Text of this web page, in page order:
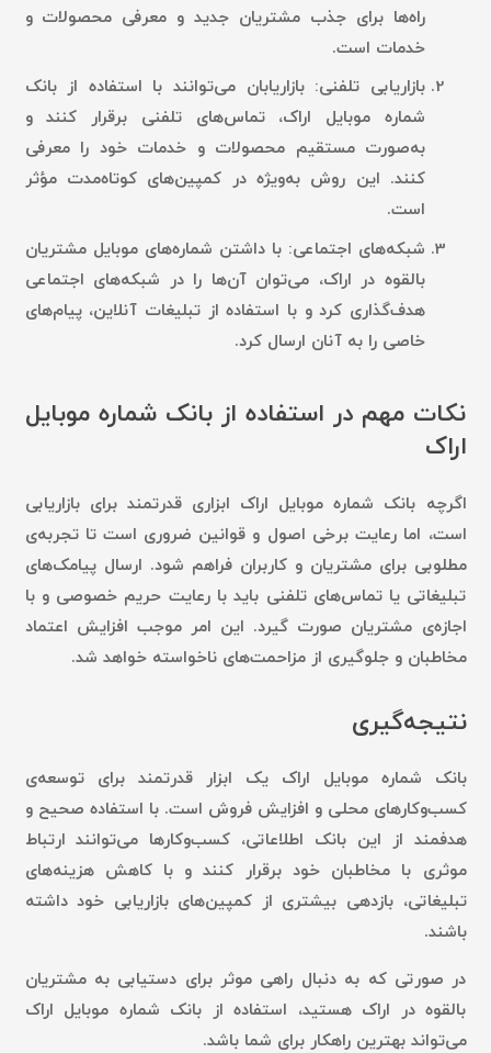
راه‌ها برای جذب مشتریان جدید و معرفی محصولات و
خدمات است.
بازاریابی تلفنی: بازاریابان می‌توانند با استفاده از بانک
شماره موبایل اراک، تماس‌های تلفنی برقرار کنند و
به‌صورت مستقیم محصولات و خدمات خود را معرفی
کنند. این روش به‌ویژه در کمپین‌های کوتاه‌مدت مؤثر
است.
شبکه‌های اجتماعی: با داشتن شماره‌های موبایل مشتریان
بالقوه در اراک، می‌توان آن‌ها را در شبکه‌های اجتماعی
هدف‌گذاری کرد و با استفاده از تبلیغات آنلاین، پیام‌های
خاصی را به آنان ارسال کرد.
نکات مهم در استفاده از بانک شماره موبایل
اراک
اگرچه بانک شماره موبایل اراک ابزاری قدرتمند برای بازاریابی
است، اما رعایت برخی اصول و قوانین ضروری است تا تجربه‌ی
مطلوبی برای مشتریان و کاربران فراهم شود. ارسال پیامک‌های
تبلیغاتی یا تماس‌های تلفنی باید با رعایت حریم خصوصی و با
اجازه‌ی مشتریان صورت گیرد. این امر موجب افزایش اعتماد
مخاطبان و جلوگیری از مزاحمت‌های ناخواسته خواهد شد.
نتیجه‌گیری
بانک شماره موبایل اراک یک ابزار قدرتمند برای توسعه‌ی
کسب‌وکارهای محلی و افزایش فروش است. با استفاده صحیح و
هدفمند از این بانک اطلاعاتی، کسب‌وکارها می‌توانند ارتباط
موثری با مخاطبان خود برقرار کنند و با کاهش هزینه‌های
تبلیغاتی، بازدهی بیشتری از کمپین‌های بازاریابی خود داشته
باشند.
در صورتی که به دنبال راهی موثر برای دستیابی به مشتریان
بالقوه در اراک هستید، استفاده از بانک شماره موبایل اراک
می‌تواند بهترین راهکار برای شما باشد.